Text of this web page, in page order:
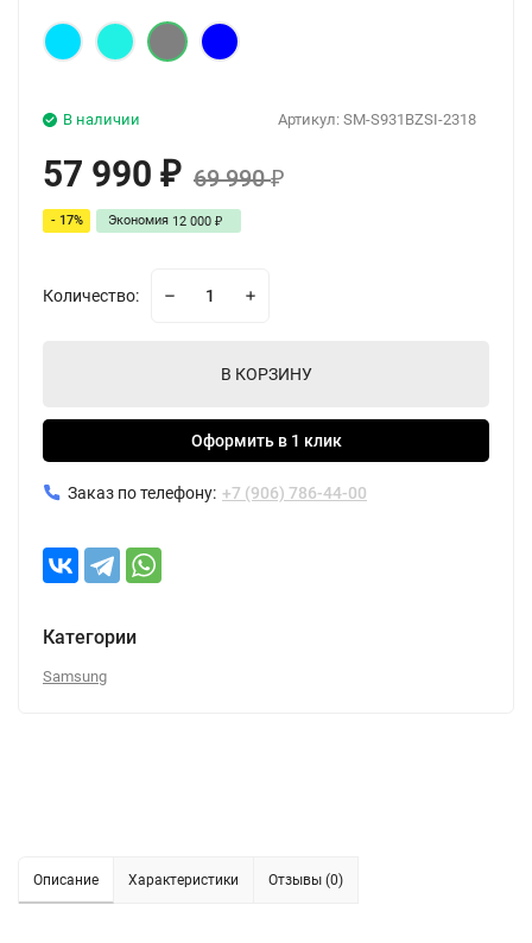
Артикул: SM-S931BZSI-2318
В наличии
57 990 ₽ 69 990₽
- 17% Экономия 12 000 ₽
Количество:
В КОРЗИНУ
Оформить в 1 клик
Заказ по телефону: +7 (906) 786-44-00
Категории
Samsung
Описание Характеристики Отзывы (0)